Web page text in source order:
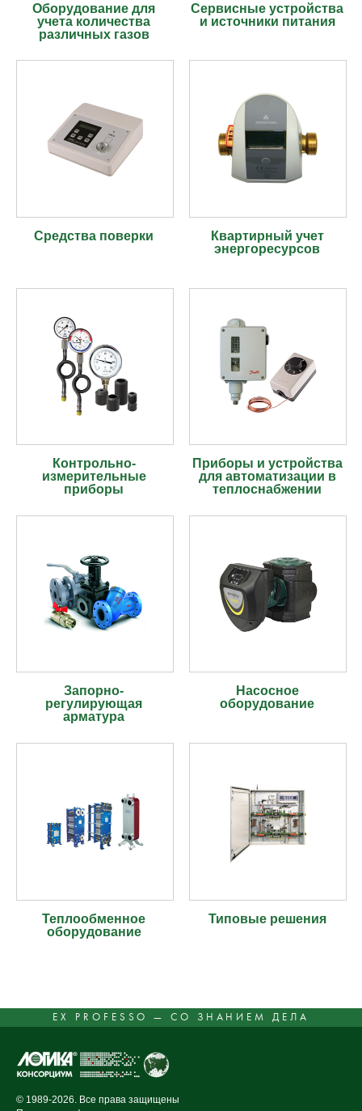
Оборудование для
учета количества
различных газов
Сервисные устройства
и источники питания
Средства поверки
Квартирный учет
энергоресурсов
Контрольно-
измерительные
приборы
Приборы и устройства
для автоматизации в
теплоснабжении
Запорно-
регулирующая
арматура
Насосное
оборудование
Теплообменное
оборудование
Типовые решения
EX PROFESSO — СО ЗНАНИЕМ ДЕЛА
© 1989-2026. Все права защищены